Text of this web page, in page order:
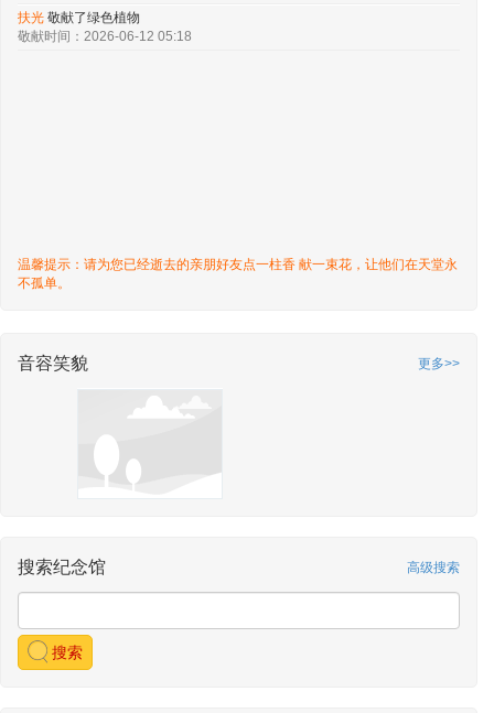
扶光 敬献了绿色植物
敬献时间：2026-06-12 05:18
温馨提示：请为您已经逝去的亲朋好友点一柱香 献一束花，让他们在天堂永
不孤单。
音容笑貌 更多>>
搜索纪念馆 高级搜索
搜索